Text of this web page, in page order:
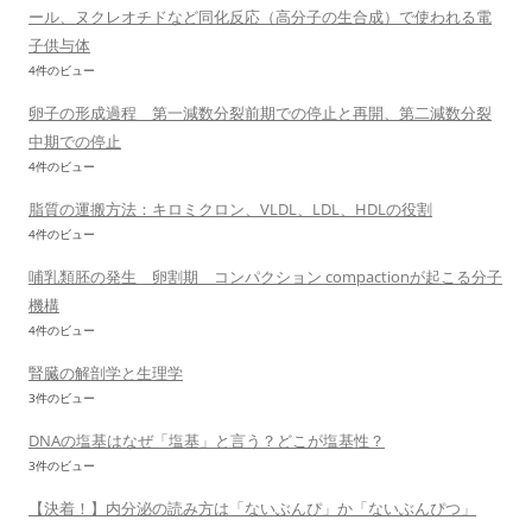
ール、ヌクレオチドなど同化反応（高分子の生合成）で使われる電
子供与体
4件のビュー
卵子の形成過程 第一減数分裂前期での停止と再開、第二減数分裂
中期での停止
4件のビュー
脂質の運搬方法：キロミクロン、VLDL、LDL、HDLの役割
4件のビュー
哺乳類胚の発生 卵割期 コンパクション compactionが起こる分子
機構
4件のビュー
腎臓の解剖学と生理学
3件のビュー
DNAの塩基はなぜ「塩基」と言う？どこが塩基性？
3件のビュー
【決着！】内分泌の読み方は「ないぶんぴ」か「ないぶんぴつ」